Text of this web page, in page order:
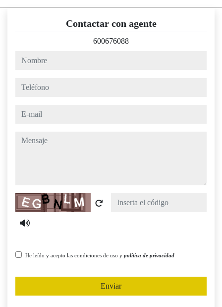
Contactar con agente
600676088
nombre
teléfono
e-mail
mensaje
Captcha
He leído y acepto las condiciones de uso y política de privacidad
Enviar